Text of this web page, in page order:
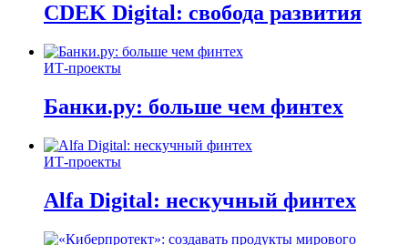
CDEK Digital: свобода развития
ИТ-проекты
Банки.ру: больше чем финтех
ИТ-проекты
Alfa Digital: нескучный финтех